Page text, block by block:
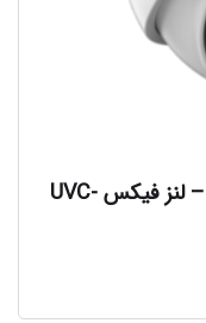
دوربین تورت آنالوگ ۲ مگاپیکسل – لنز فیکس UVC-